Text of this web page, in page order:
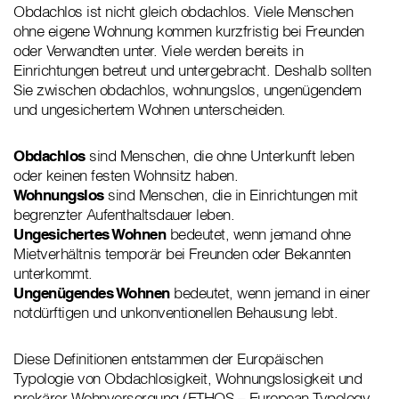
Obdachlos ist nicht gleich obdachlos. Viele Menschen
ohne eigene Wohnung kommen kurzfristig bei Freunden
oder Verwandten unter. Viele werden bereits in
Einrichtungen betreut und untergebracht. Deshalb sollten
Sie zwischen obdachlos, wohnungslos, ungenügendem
und ungesichertem Wohnen unterscheiden.
Obdachlossind Menschen, die ohne Unterkunft leben
oder keinen festen Wohnsitz haben.
Wohnungslossind Menschen, die in Einrichtungen mit
begrenzter Aufenthaltsdauer leben.
Ungesichertes Wohnenbedeutet, wenn jemand ohne
Mietverhältnis temporär bei Freunden oder Bekannten
unterkommt.
Ungenügendes Wohnenbedeutet, wenn jemand in einer
notdürftigen und unkonventionellen Behausung lebt.
Diese Definitionen entstammen der Europäischen
Typologie von Obdachlosigkeit, Wohnungslosigkeit und